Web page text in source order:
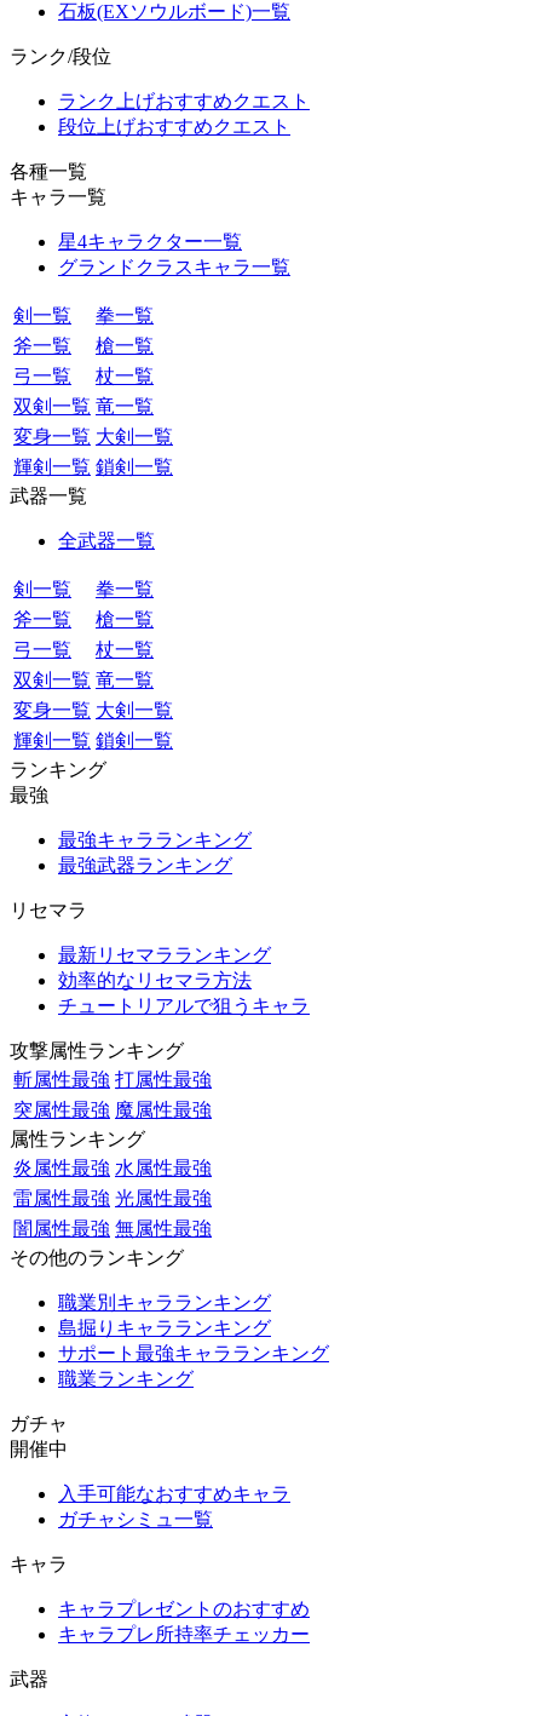
石板(EXソウルボード)一覧
ランク/段位
ランク上げおすすめクエスト
段位上げおすすめクエスト
各種一覧
キャラ一覧
星4キャラクター一覧
グランドクラスキャラ一覧
剣一覧
拳一覧
斧一覧
槍一覧
弓一覧
杖一覧
双剣一覧 竜一覧
変身一覧 大剣一覧
輝剣一覧 鎖剣一覧
武器一覧
全武器一覧
剣一覧
拳一覧
斧一覧
槍一覧
弓一覧
杖一覧
双剣一覧 竜一覧
変身一覧 大剣一覧
輝剣一覧 鎖剣一覧
ランキング
最強
最強キャラランキング
最強武器ランキング
リセマラ
最新リセマラランキング
効率的なリセマラ方法
チュートリアルで狙うキャラ
攻撃属性ランキング
斬属性最強 打属性最強
突属性最強 魔属性最強
属性ランキング
炎属性最強 水属性最強
雷属性最強 光属性最強
闇属性最強 無属性最強
その他のランキング
職業別キャラランキング
島掘りキャラランキング
サポート最強キャラランキング
職業ランキング
ガチャ
開催中
入手可能なおすすめキャラ
ガチャシミュ一覧
キャラ
キャラプレゼントのおすすめ
キャラプレ所持率チェッカー
武器